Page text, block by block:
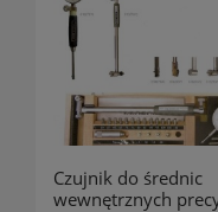
Czujnik do średnic
wewnętrznych